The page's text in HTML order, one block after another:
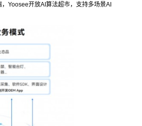
Yoosee开放AI算法超市，支持多场景AI